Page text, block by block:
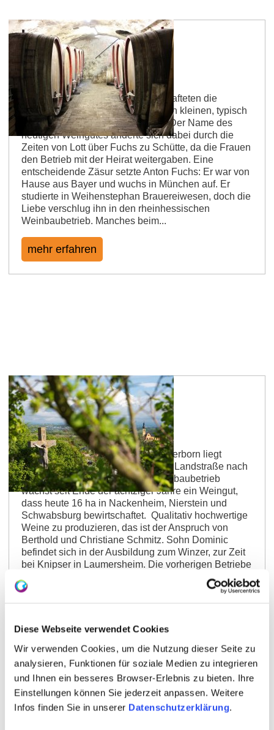
Diese Webseite verwendet Cookies
Wir verwenden Cookies, um die Nutzung dieser Seite zu
analysieren, Funktionen für soziale Medien zu integrieren
und Ihnen ein besseres Browser-Erlebnis zu bieten. Ihre
Einstellungen können Sie jederzeit anpassen. Weitere
Infos finden Sie in unserer Datenschutzerklärung.
Ökoweingut Theo Schütte
Über viele Generationen bewirtschafteten die
Vorfahren der Familie Schütte einen kleinen, typisch
rheinhessischen Weinbaubetrieb. Der Name des
heutigen Weingutes änderte sich dabei durch die
Zeiten von Lott über Fuchs zu Schütte, da die Frauen
den Betrieb mit der Heirat weitergaben. Eine
entscheidende Zäsur setzte Anton Fuchs: Er war von
Hause aus Bayer und wuchs in München auf. Er
studierte in Weihenstephan Brauereiwesen, doch die
Liebe verschlug ihn in den rheinhessischen
Weinbaubetrieb. Manches beim...
mehr erfahren
Weingut Schmitz
Das Weingut Schmitz - Hof am Teuerborn liegt
außerhalb von Nackenheim an der Landstraße nach
Lörzweiler. Aus einem reinen Ackerbaubetrieb
wächst seit Ende der achtziger Jahre ein Weingut,
dass heute 16 ha in Nackenheim, Nierstein und
Schwabsburg bewirtschaftet. Qualitativ hochwertige
Weine zu produzieren, das ist der Anspruch von
Berthold und Christiane Schmitz. Sohn Dominic
befindet sich in der Ausbildung zum Winzer, zur Zeit
bei Knipser in Laumersheim. Die vorherigen Betriebe
waren ebenfalls erstklassig: Raddeck in Nierstein
und Rings...